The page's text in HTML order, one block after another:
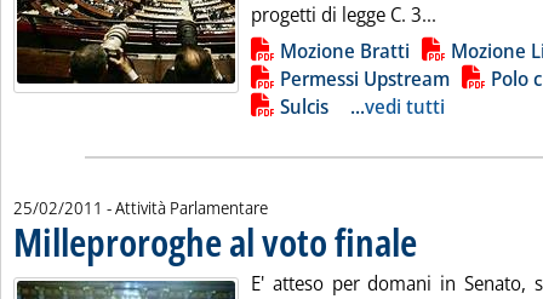
progetti di legge C. 3...
Lista allegati PDF alla notizia
Mozione Bratti
Mozione
Permessi Upstream
Polo
Sulcis
...vedi tutti
25/02/2011 - Attività Parlamentare
Milleproroghe al voto finale
E' atteso per domani in